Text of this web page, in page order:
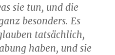
sie tun, und die
besonders. Es
tatsächlich,
haben, und sie